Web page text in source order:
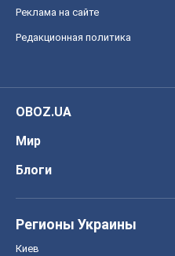
Реклама на сайте
Редакционная политика
OBOZ.UA
Мир
Блоги
Регионы Украины
Киев